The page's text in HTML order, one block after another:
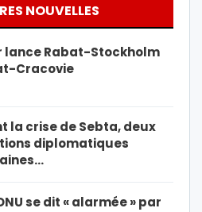
NOUVELLES
lance Rabat-Stockholm
Cracovie
la crise de Sebta, deux
diplomatiques
se dit « alarmée » par